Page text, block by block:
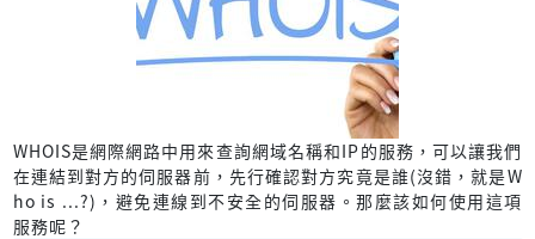
WHOIS是網際網路中用來查詢網域名稱和IP的服務，可以讓我們
在連結到對方的伺服器前，先行確認對方究竟是誰(沒錯，就是W
ho is ...?)，避免連線到不安全的伺服器。那麼該如何使用這項
服務呢？